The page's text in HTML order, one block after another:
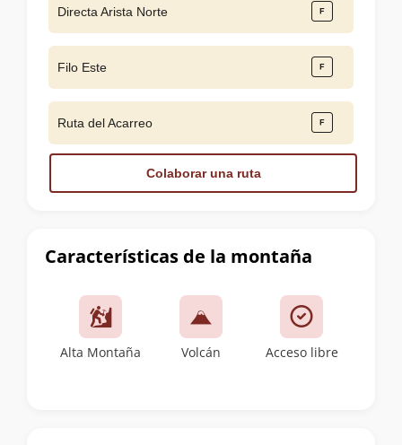
Características de la montaña
Alta Montaña Volcán Acceso libre
Directa Arista Norte
Filo Este
Ruta del Acarreo
Colaborar una ruta